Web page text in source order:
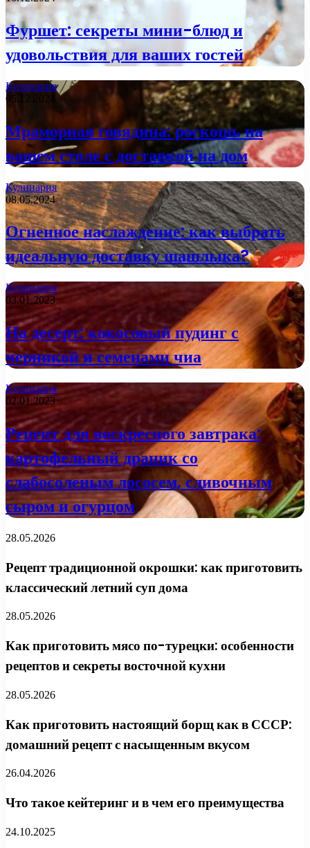
Фуршет: секреты мини-блюд и
удовольствия для ваших гостей
Кулинария
05.12.2024
Мраморная говядина: роскошь на
вашем столе с доставкой на дом
Кулинария
08.05.2024
Огненное наслаждение: как выбрать
идеальную доставку шашлыка?
Кулинария
03.01.2023
На десерт: кокосовый пудинг с
черникой и семенами чиа
Кулинария
02.01.2023
Рецепт для воскресного завтрака:
картофельный драник со
слабосоленым лососем, сливочным
сыром и огурцом
28.05.2026
Рецепт традиционной окрошки: как приготовить
классический летний суп дома
28.05.2026
Как приготовить мясо по-турецки: особенности
рецептов и секреты восточной кухни
28.05.2026
Как приготовить настоящий борщ как в СССР:
домашний рецепт с насыщенным вкусом
26.04.2026
Что такое кейтеринг и в чем его преимущества
24.10.2025